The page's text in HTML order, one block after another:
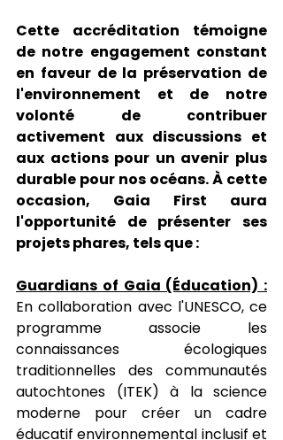
Cette accréditation témoigne
de notre engagement constant
en faveur de la préservation de
l'environnement et de notre
volonté de contribuer
activement aux discussions et
aux actions pour un avenir plus
durable pour nos océans. À cette
occasion, Gaia First aura
l'opportunité de présenter ses
projets phares, tels que :
Guardians of Gaia (Éducation) :
En collaboration avec l'UNESCO, ce
programme associe les
connaissances écologiques
traditionnelles des communautés
autochtones (ITEK) à la science
moderne pour créer un cadre
éducatif environnemental inclusif et